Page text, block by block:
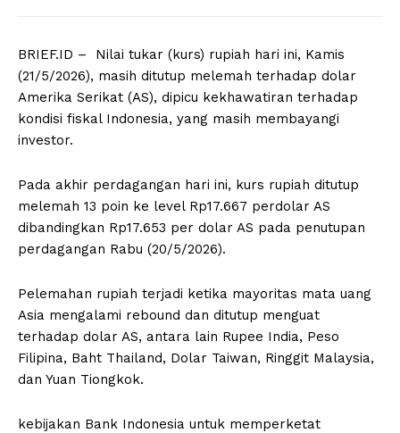
BRIEF.ID – Nilai tukar (kurs) rupiah hari ini, Kamis
(21/5/2026), masih ditutup melemah terhadap dolar
Amerika Serikat (AS), dipicu kekhawatiran terhadap
kondisi fiskal Indonesia, yang masih membayangi
investor.
Pada akhir perdagangan hari ini, kurs rupiah ditutup
melemah 13 poin ke level Rp17.667 perdolar AS
dibandingkan Rp17.653 per dolar AS pada penutupan
perdagangan Rabu (20/5/2026).
Pelemahan rupiah terjadi ketika mayoritas mata uang
Asia mengalami rebound dan ditutup menguat
terhadap dolar AS, antara lain Rupee India, Peso
Filipina, Baht Thailand, Dolar Taiwan, Ringgit Malaysia,
dan Yuan Tiongkok.
kebijakan Bank Indonesia untuk memperketat